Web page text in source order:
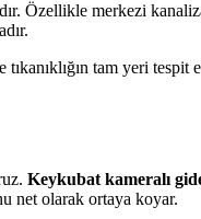
Özellikle merkezi
tam yeri
Keykubat kameralı
net olarak ortaya koyar.